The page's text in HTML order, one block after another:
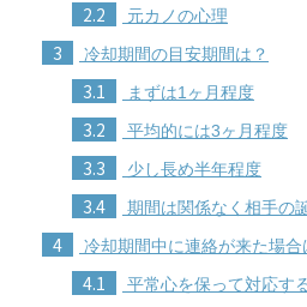
2.2 元カノの心理
3 冷却期間の目安期間は？
3.1 まずは1ヶ月程度
3.2 平均的には3ヶ月程度
3.3 少し長め半年程度
3.4 期間は関係なく相手の
4 冷却期間中に連絡が来た場合
4.1 平常心を保って対応す